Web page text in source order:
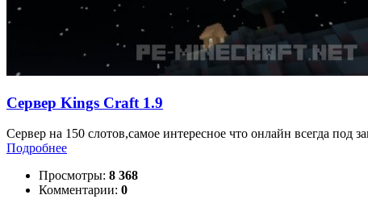
Сервер Kings Craft 1.9
Сервер на 150 слотов,самое интересное что онлайн всегда под
Подробнее
Просмотры: 8 368
Комментарии: 0